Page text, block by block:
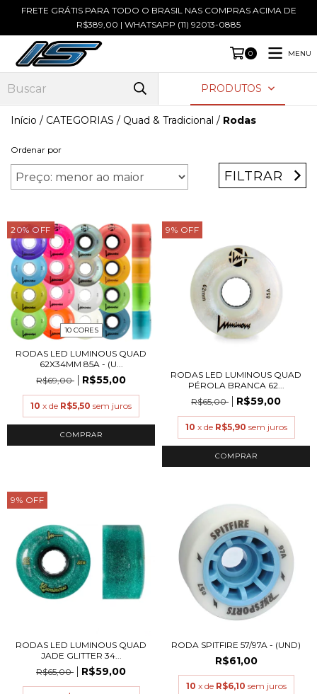
FRETE GRÁTIS PARA TODO O BRASIL NAS COMPRAS ACIMA DE
R$389,00 | WHATSAPP (11) 92013-0885
0 MENU
PRODUTOS
Início / CATEGORIAS / Quad & Tradicional / Rodas
Ordenar por
FILTRAR
20% OFF
10 CORES
RODAS LED LUMINOUS QUAD
62X34MM 85A - (U...
R$69,00
R$55,00
10 x de R$5,50 sem juros
COMPRAR
9% OFF
RODAS LED LUMINOUS QUAD
PÉROLA BRANCA 62...
R$65,00
R$59,00
10 x de R$5,90 sem juros
9% OFF
RODAS LED LUMINOUS QUAD
JADE GLITTER 34...
R$65,00
R$59,00
RODA SPITFIRE 57/97A - (UND)
R$61,00
10 x de R$6,10 sem juros